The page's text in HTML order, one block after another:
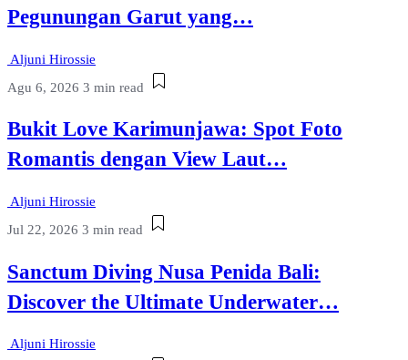
Pegunungan Garut yang…
Aljuni Hirossie
Agu 6, 2026 3 min read
Bukit Love Karimunjawa: Spot Foto
Romantis dengan View Laut…
Aljuni Hirossie
Jul 22, 2026 3 min read
Sanctum Diving Nusa Penida Bali:
Discover the Ultimate Underwater…
Aljuni Hirossie